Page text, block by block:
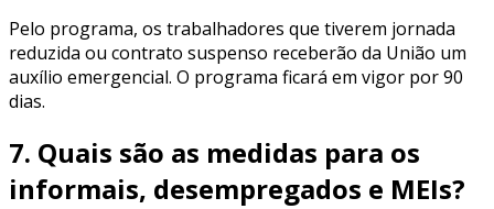
Pelo programa, os trabalhadores que tiverem jornada
reduzida ou contrato suspenso receberão da União um
auxílio emergencial. O programa ficará em vigor por 90
dias.
7. Quais são as medidas para os
informais, desempregados e MEIs?